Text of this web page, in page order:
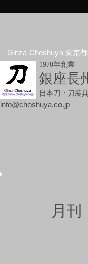
Ginza Choshuya 東京
1970年創業
銀座長
日本刀・刀装
info@choshuya.co.jp
月